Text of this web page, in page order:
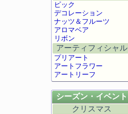
ピック
デコレーション
ナッツ＆フルーツ
アロマベア
リボン
アーティフィシャル
プリアート
アートフラワー
アートリーフ
シーズン・イベント
クリスマス